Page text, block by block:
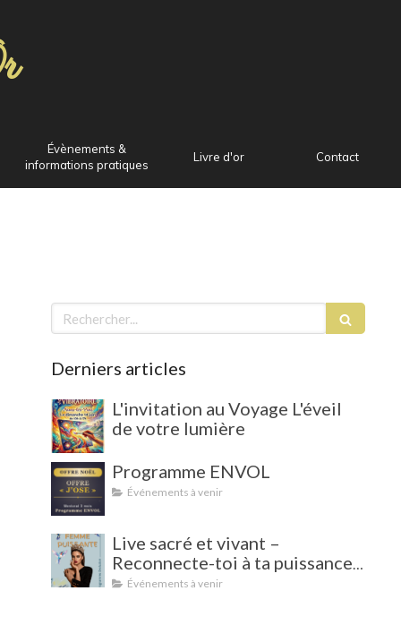
Évènements &
informations pratiques
Livre d'or Contact
Rechercher
Derniers articles
L'invitation au Voyage L'éveil
de votre lumière
Programme ENVOL
Événements à venir
Live sacré et vivant –
Reconnecte-toi à ta puissance
intérieure !
Événements à venir